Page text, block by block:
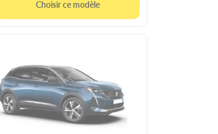
Choisir ce modèle